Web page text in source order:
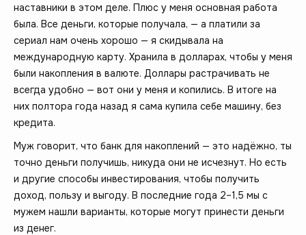
наставники в этом деле. Плюс у меня основная работа
была. Все деньги, которые получала, — а платили за
сериал нам очень хорошо — я скидывала на
международную карту. Хранила в долларах, чтобы у меня
были накопления в валюте. Доллары растрачивать не
всегда удобно — вот они у меня и копились. В итоге на
них полтора года назад я сама купила себе машину, без
кредита.
Муж говорит, что банк для накоплений — это надёжно, ты
точно деньги получишь, никуда они не исчезнут. Но есть
и другие способы инвестирования, чтобы получить
доход, пользу и выгоду. В последние года 2–1,5 мы с
мужем нашли варианты, которые могут принести деньги
из денег.